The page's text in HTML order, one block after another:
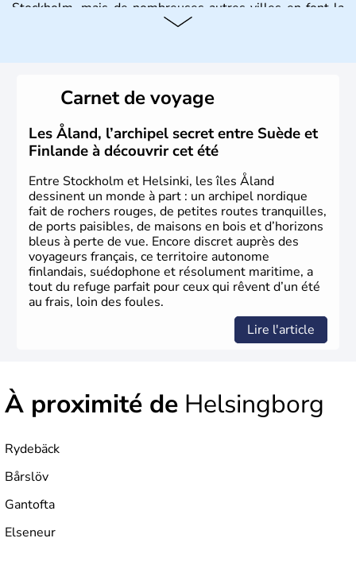
Stockholm, mais de nombreuses autres villes en font la
renommée comme Malmö et Göteborg. Elle fait partie de
de cuivre et de bois.
Carnet de voyage
Les Åland, l’archipel secret entre Suède et
Finlande à découvrir cet été
Entre Stockholm et Helsinki, les îles Åland
dessinent un monde à part : un archipel nordique
fait de rochers rouges, de petites routes tranquilles,
de ports paisibles, de maisons en bois et d’horizons
bleus à perte de vue. Encore discret auprès des
voyageurs français, ce territoire autonome
finlandais, suédophone et résolument maritime, a
tout du refuge parfait pour ceux qui rêvent d’un été
au frais, loin des foules.
Lire l'article
À proximité de Helsingborg
Rydebäck
Bårslöv
Gantofta
Elseneur